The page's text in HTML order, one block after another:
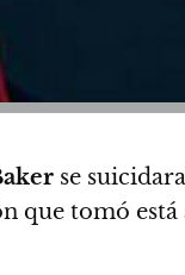
se
que tomó está